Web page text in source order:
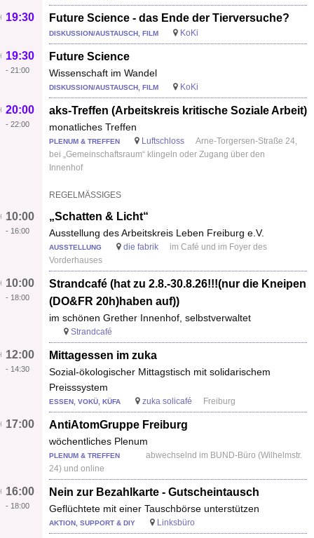
Future Science - das Ende der Tierversuche?
19:30
DISKUSSION/AUSTAUSCH, FILM KoKi
Future Science
Wissenschaft im Wandel
19:30
- 21:00
DISKUSSION/AUSTAUSCH, FILM KoKi
aks-Treffen (Arbeitskreis kritische Soziale Arbeit)
monatliches Treffen
20:00
- 22:00
PLENUM & TREFFEN Luftschloss
Arne-Torgersen-Straße 24,
bei „Gemeinschaftsraum“ klingeln oder Zugang über den
Innenhof
REGELMÄSSIGES
„Schatten & Licht“
Ausstellung des Arbeitskreis Leben Freiburg e.V.
10:00
- 16:00
AUSSTELLUNG die fabrik
im Café und im Foyer des
Vorderhauses
Strandcafé (hat zu 2.8.-30.8.26!!!(nur die Kneipen
(DO&FR 20h)haben auf))
im schönen Grether Innenhof, selbstverwaltet
10:00
- 18:00
Strandcafé
Mittagessen im zuka
Sozial-ökologischer Mittagstisch mit solidarischem
Preisssystem
12:00
- 14:30
ESSEN, VOKÜ, KÜFA zuka solicafé Freiburg
AntiAtomGruppe Freiburg
wöchentliches Plenum
17:00
PLENUM & TREFFEN
abwechselnd im BUND-Büro (Wilhelmstr.
24) und online
Nein zur Bezahlkarte - Gutscheintausch
Geflüchtete mit einer Tauschbörse unterstützen
16:00
- 18:00
AKTION, SUPPORT & DIY Linksbüro